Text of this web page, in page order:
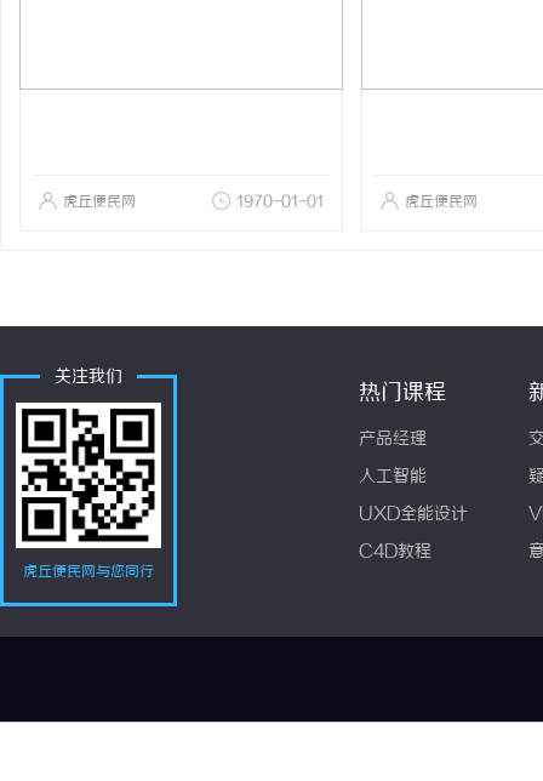
虎丘便民网 1970-01-01 虎丘便民网
关注我们
虎丘便民网与您同行
热门课程
产品经理
人工智能
UXD全能设计
C4D教程